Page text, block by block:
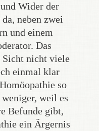
Wider der
neben zwei
und einem
Das
Sicht nicht viele
einmal klar
so
weil es
Befunde gibt,
ein Ärgernis